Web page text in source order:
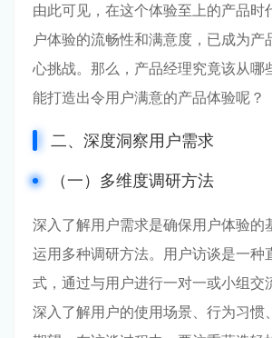
由此可见，在这个体验至上的产品时
户体验的流畅性和满意度，已成为产
心挑战。那么，产品经理究竟该从哪
能打造出令用户满意的产品体验呢？
二、深度洞察用户需求
（一）多维度调研方法
深入了解用户需求是确保用户体验的
运用多种调研方法。用户访谈是一种
式，通过与用户进行一对一或小组交
深入了解用户的使用场景、行为习惯